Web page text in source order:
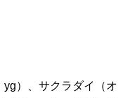
）、サクラダイ（オ